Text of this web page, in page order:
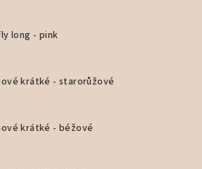
long - pink
krátké - starorůžové
krátké - béžové